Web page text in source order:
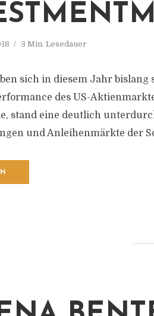
3 Min. Lesedauer
sich in diesem Jahr
des US-
stand eine deutlich
und Anleihenmärkte der